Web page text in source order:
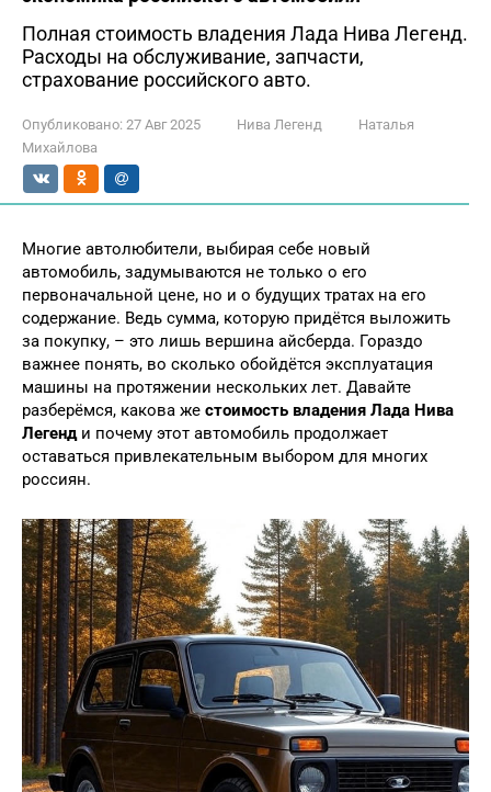
Полная стоимость владения Лада Нива Легенд.
Расходы на обслуживание, запчасти,
страхование российского авто.
Опубликовано: 27 Авг 2025 Нива Легенд
Наталья
Михайлова
Многие автолюбители, выбирая себе новый
автомобиль, задумываются не только о его
первоначальной цене, но и о будущих тратах на его
содержание. Ведь сумма, которую придётся выложить
за покупку, – это лишь вершина айсберда. Гораздо
важнее понять, во сколько обойдётся эксплуатация
машины на протяжении нескольких лет. Давайте
разберёмся, какова же стоимость владения Лада Нива
Легенди почему этот автомобиль продолжает
оставаться привлекательным выбором для многих
россиян.